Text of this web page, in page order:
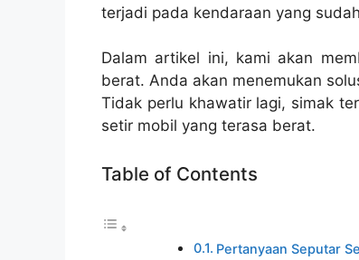
terjadi pada kendaraan yang
Dalam artikel ini, kami akan
berat. Anda akan menemukan
Tidak perlu khawatir lagi, simak
setir mobil yang terasa berat.
Table of Contents
Pertanyaan Seputar